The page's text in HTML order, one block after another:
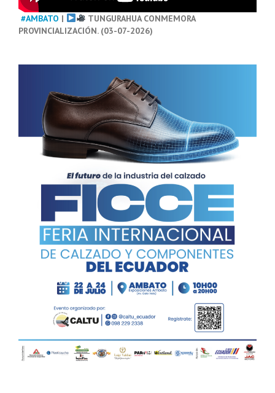
#AMBATO |
TUNGURAHUA CONMEMORA
PROVINCIALIZACIÓN. (03-07-2026)